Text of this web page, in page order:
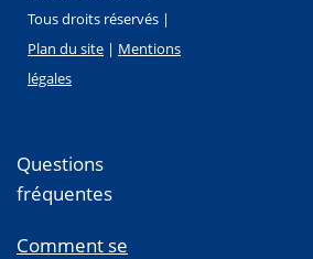
Tous droits réservés |
Plan du site | Mentions
légales
Questions
fréquentes
Comment se